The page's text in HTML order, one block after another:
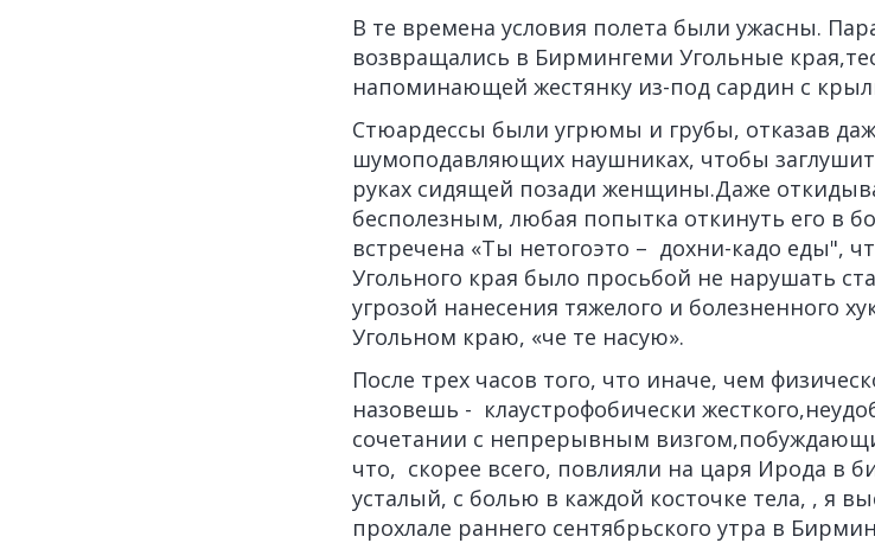
В те времена условия полета были ужасны.
возвращались в Бирмингеми Угольные
напоминающей жестянку из-под сардин с
Стюардессы были угрюмы и грубы, отказав
шумоподавляющих наушниках, чтобы
руках сидящей позади женщины.Даже
бесполезным, любая попытка откинуть его в
встречена «Ты нетогоэто – дохни-кадо еды",
Угольного края было просьбой не нарушать
угрозой нанесения тяжелого и болезненного
Угольном краю, «че те насую».
После трех часов того, что иначе, чем
назовешь - клаустрофобически
сочетании с непрерывным
что, скорее всего, повлияли на царя Ирода в
усталый, с болью в каждой косточке тела, , я
прохлале раннего сентябрьского утра в